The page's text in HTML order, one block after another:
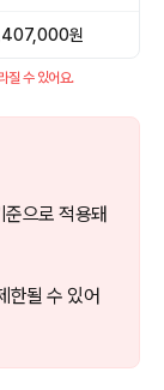
원
질 수 있어요.
으로 적용돼
한될 수 있어